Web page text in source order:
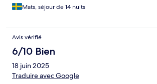
Mats, séjour de 14 nuits
Avis vérifié
6/10 Bien
18 juin 2025
Traduire avec Google